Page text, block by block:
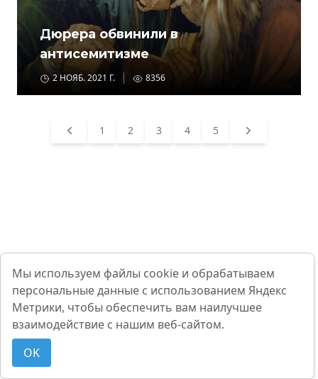
Дюрера обвинили в
антисемитизме
2 НОЯБ. 2021 Г. 8356
Previous1 2 3 4 5 Next
Мы используем файлы cookie и обрабатываем
персональные данные с использованием Яндекс
Метрики, чтобы обеспечить вам наилучшее
взаимодействие с нашим веб-сайтом.
OK